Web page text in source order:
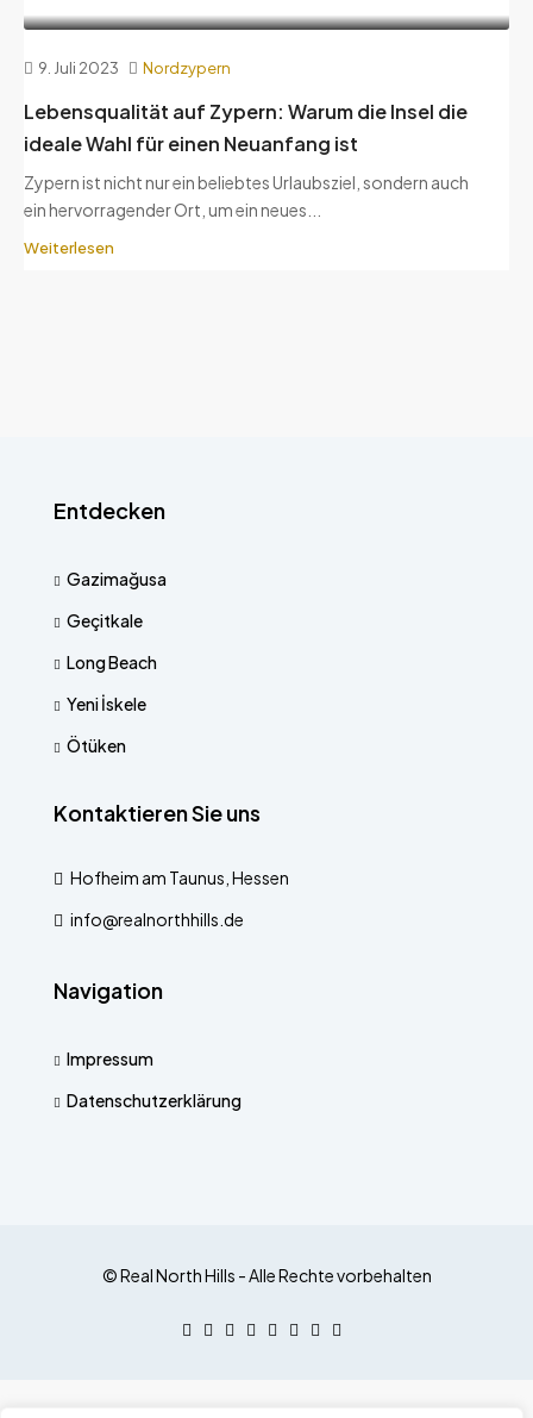
9. Juli 2023 Nordzypern
Lebensqualität auf Zypern: Warum die Insel die
ideale Wahl für einen Neuanfang ist
Zypern ist nicht nur ein beliebtes Urlaubsziel, sondern auch
ein hervorragender Ort, um ein neues...
Weiterlesen
Entdecken
Gazimağusa
Geçitkale
Long Beach
Yeni İskele
Ötüken
Kontaktieren Sie uns
Hofheim am Taunus, Hessen
info@realnorthhills.de
Navigation
Impressum
Datenschutzerklärung
© Real North Hills - Alle Rechte vorbehalten